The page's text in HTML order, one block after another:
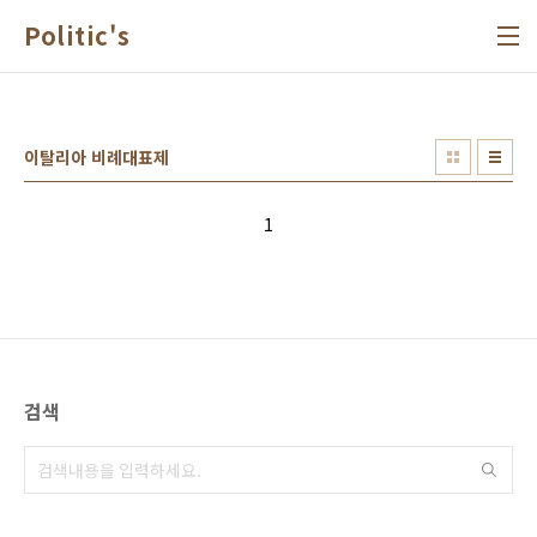
Politic's
이탈리아 비례대표제
1
검색